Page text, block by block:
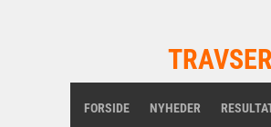
FORSIDE NYHEDER